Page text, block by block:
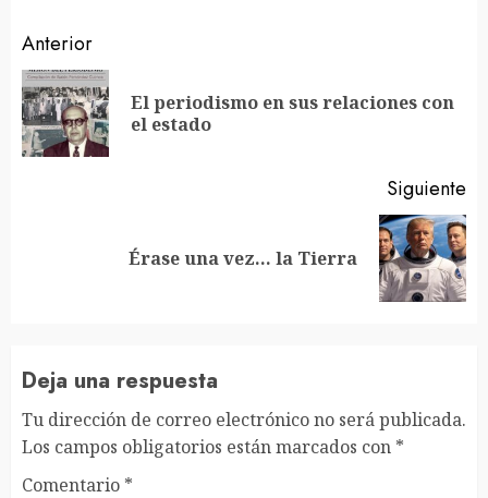
Sigue
leyendo
Anterior
El periodismo en sus relaciones con
el estado
Siguiente
Érase una vez… la Tierra
Deja una respuesta
Tu dirección de correo electrónico no será publicada.
Los campos obligatorios están marcados con *
Comentario *